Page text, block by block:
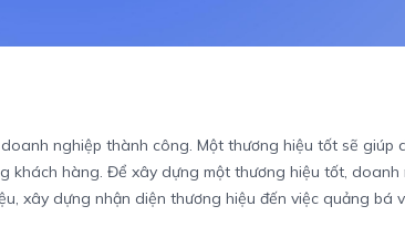
nghiệp thành công. Một thương hiệu tốt sẽ giúp
khách hàng. Để xây dựng một thương hiệu tốt, doanh
xây dựng nhận diện thương hiệu đến việc quảng bá